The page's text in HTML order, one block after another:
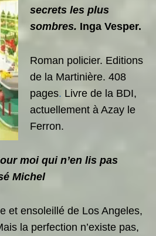
secrets les plus
sombres. Inga Vesper.
Roman policier. Editions
de la Martinière. 408
pages. Livre de la BDI,
actuellement à Azay le
Ferron.
moi qui n’en lis pas
Michel
et ensoleillé de Los Angeles,
la perfection n’existe pas,